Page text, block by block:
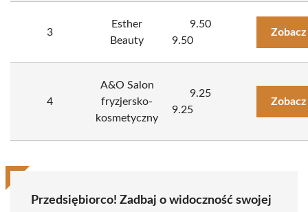
3
Esther
Beauty
9.50
9.50
4
A&O Salon
fryzjersko-
kosmetyczny
9.25
9.25
Przedsiębiorco! Zadbaj o widoczność swojej